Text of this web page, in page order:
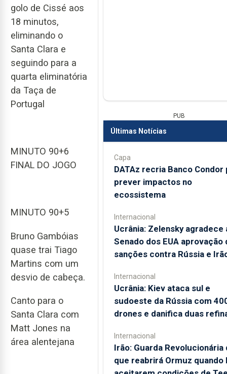
golo de Cissé aos
18 minutos,
eliminando o
Santa Clara e
seguindo para a
quarta eliminatória
da Taça de
Portugal
MINUTO 90+6
FINAL DO JOGO
MINUTO 90+5
Bruno Gambóias
quase trai Tiago
Martins com um
desvio de cabeça.
Canto para o
Santa Clara com
Matt Jones na
área alentejana
PUB
Últimas Notícias
Capa
DATAz recria Banco Condor
prever impactos no
ecossistema
Internacional
Ucrânia: Zelensky agradece
Senado dos EUA aprovação
sanções contra Rússia e
Internacional
Ucrânia: Kiev ataca sul e
sudoeste da Rússia com
drones e danifica duas
Internacional
Irão: Guarda Revolucionária
que reabrirá Ormuz quando